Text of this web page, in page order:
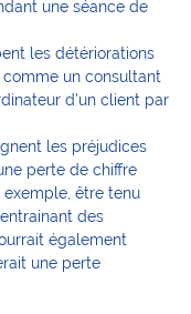
une séance de
les détériorations
un consultant
d’un client par
les préjudices
perte de chiffre
exemple, être tenu
des
également
une perte